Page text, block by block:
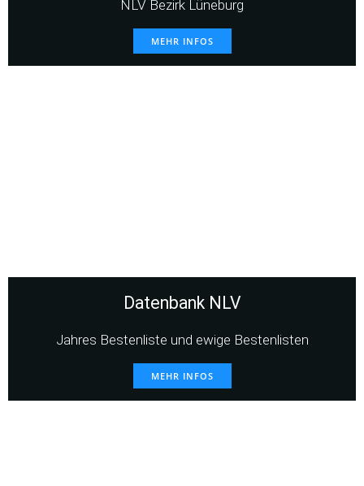
NLV Bezirk Lüneburg
MEHR INFOS
Datenbank NLV
Jahres Bestenliste und ewige Bestenlisten
MEHR INFOS